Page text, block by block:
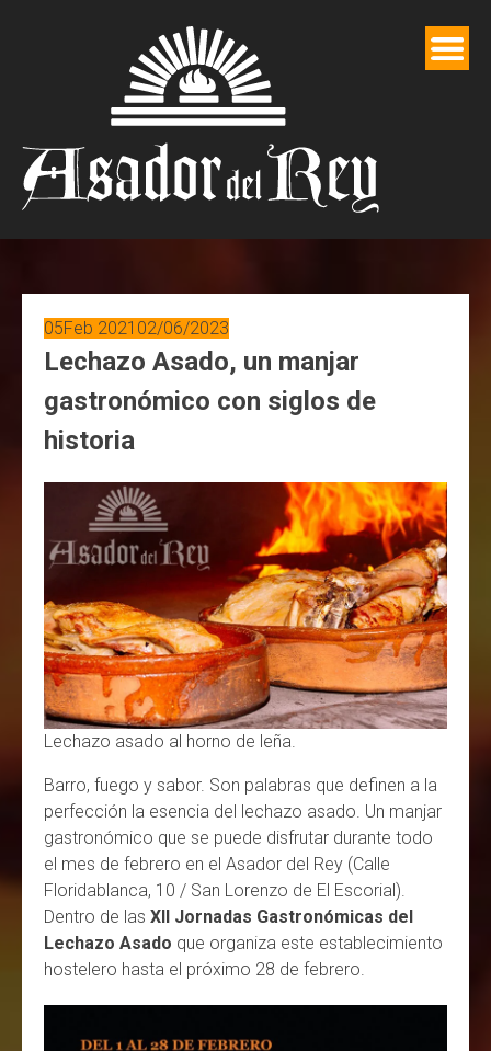
05Feb 2021 02/06/2023
Lechazo Asado, un manjar
gastronómico con siglos de
historia
Lechazo asado al horno de leña.
Barro, fuego y sabor. Son palabras que definen a la
perfección la esencia del lechazo asado. Un manjar
gastronómico que se puede disfrutar durante todo
el mes de febrero en el Asador del Rey (Calle
Floridablanca, 10 / San Lorenzo de El Escorial).
Dentro de las XII Jornadas Gastronómicas del
Lechazo Asado que organiza este establecimiento
hostelero hasta el próximo 28 de febrero.